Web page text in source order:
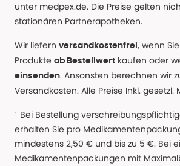
unter medpex.de. Die Preise gelten
stationären Partnerapotheken.
Wir liefern versandkostenfrei, wenn
Produkte ab Bestellwert kaufen oder
einsenden. Ansonsten berechnen wir
Versandkosten. Alle Preise Inkl. gesetzl.
¹ Bei Bestellung
erhalten Sie pro
mindestens 2,50 € und bis zu 5 €. Bei
Medikamentenpackungen mit